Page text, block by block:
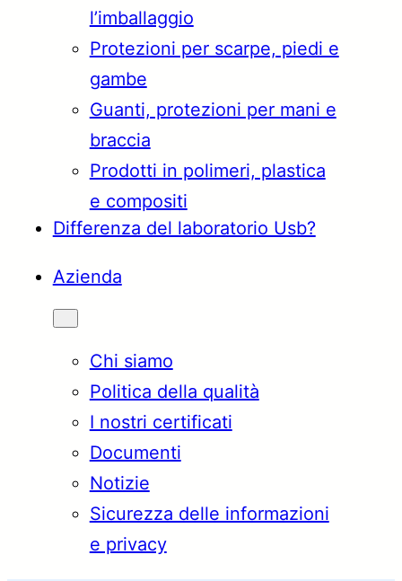
l’imballaggio
Protezioni per scarpe, piedi e
gambe
Guanti, protezioni per mani e
braccia
Prodotti in polimeri, plastica
e compositi
Differenza del laboratorio Usb?
Azienda
Chi siamo
Politica della qualità
I nostri certificati
Documenti
Notizie
Sicurezza delle informazioni
e privacy
Türkçe
Français Italiano